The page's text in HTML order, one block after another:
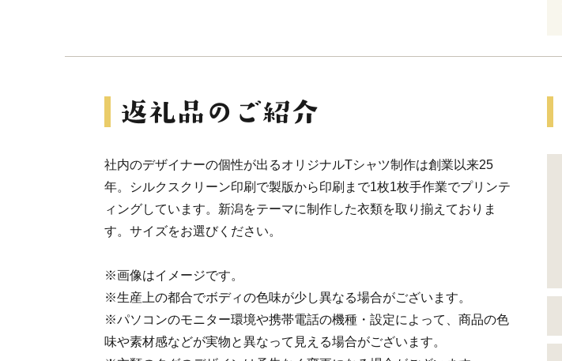
社内のデザイナーの個性が出るオリジナルTシャツ制作は創業以来25
年。シルクスクリーン印刷で製版から印刷まで1枚1枚手作業でプリンテ
ィングしています。新潟をテーマに制作した衣類を取り揃えておりま
す。サイズをお選びください。
※画像はイメージです。
※生産上の都合でボディの色味が少し異なる場合がございます。
※パソコンのモニター環境や携帯電話の機種・設定によって、商品の色
味や素材感などが実物と異なって見える場合がございます。